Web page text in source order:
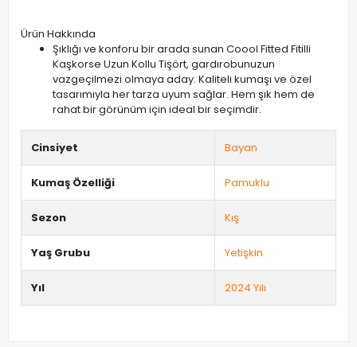
Ürün Hakkında
Şıklığı ve konforu bir arada sunan Coool Fitted Fitilli
Kaşkorse Uzun Kollu Tişört, gardırobunuzun
vazgeçilmezi olmaya aday. Kaliteli kumaşı ve özel
tasarımıyla her tarza uyum sağlar. Hem şık hem de
rahat bir görünüm için ideal bir seçimdir.
Cinsiyet Bayan
Kumaş Özelliği Pamuklu
Sezon Kış
Yaş Grubu Yetişkin
Yıl 2024 Yılı